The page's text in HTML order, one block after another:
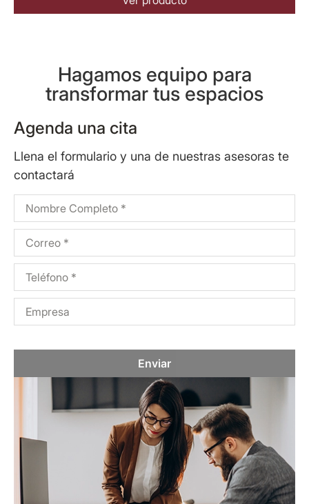
Hagamos equipo para
transformar tus espacios
Agenda una cita
Llena el formulario y una de nuestras asesoras te
contactará
Enviar